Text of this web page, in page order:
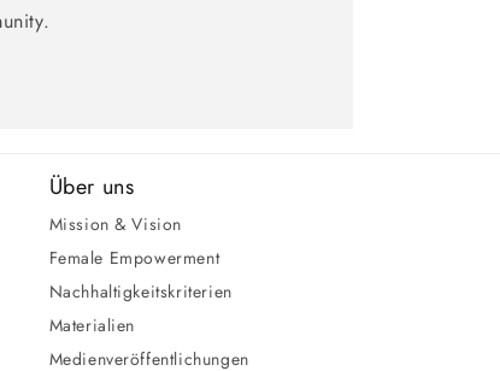
Über uns
Mission & Vision
Female Empowerment
Nachhaltigkeitskriterien
Materialien
Medienveröffentlichungen